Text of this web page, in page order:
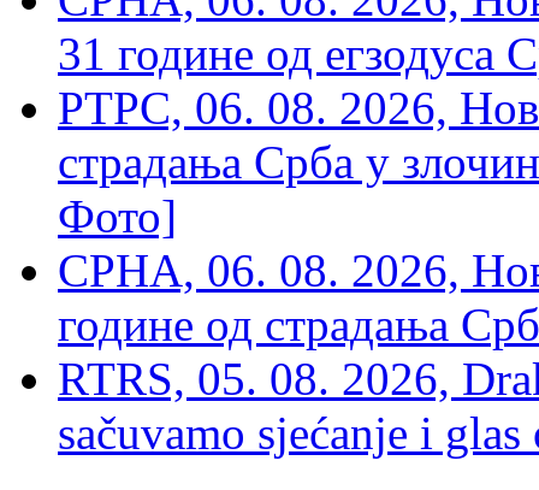
31 године од егзодуса
РТРС, 06. 08. 2026,
страдања Срба у
Фото]
СРНА, 06. 08. 2026,
године од страдања
RTRS, 05. 08. 2026,
sačuvamo sjećanje i